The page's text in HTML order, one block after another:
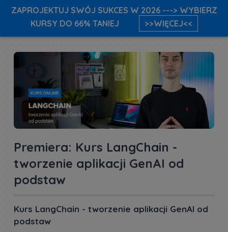
Premiera: Kurs LangChain -
tworzenie aplikacji GenAI od
podstaw
Kurs LangChain - tworzenie aplikacji GenAI od
podstaw
ZAPROJEKTUJ SWÓJ SUKCES W 2026 ---> WYBIERZ
KURSY DO 66% TANIEJ
>>WIĘCEJ<<